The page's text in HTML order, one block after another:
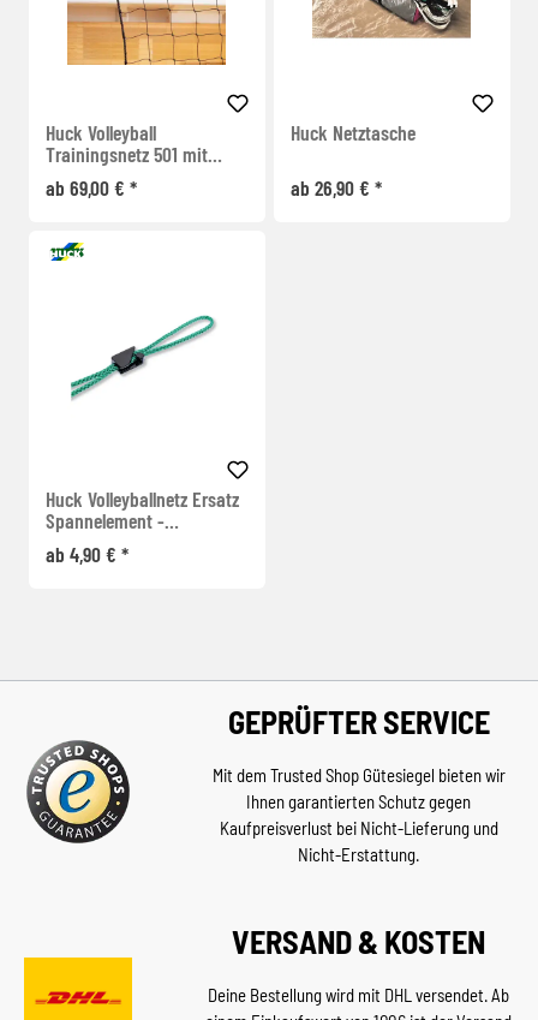
Huck Volleyball
Trainingsnetz 501 mit
Stahlseil
ab 69,00 € *
Huck Netztasche
ab 26,90 € *
Huck Volleyballnetz Ersatz
Spannelement -
Schnellverschluss
ab 4,90 € *
GEPRÜFTER SERVICE
Mit dem Trusted Shop Gütesiegel bieten wir
Ihnen garantierten Schutz gegen
Kaufpreisverlust bei Nicht-Lieferung und
Nicht-Erstattung.
VERSAND & KOSTEN
Deine Bestellung wird mit DHL versendet. Ab